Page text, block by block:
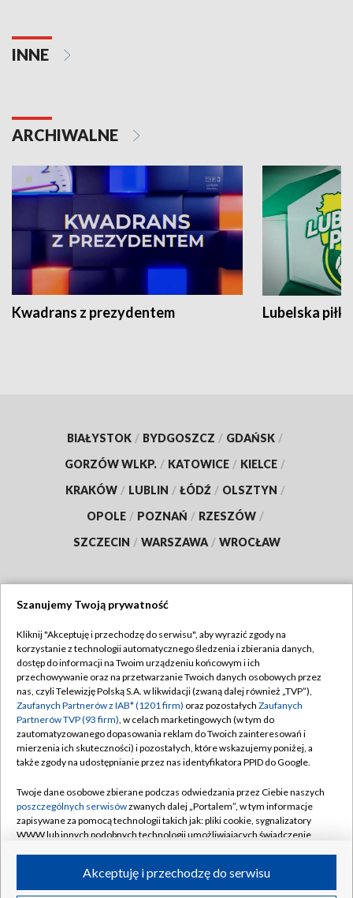
INNE
ARCHIWALNE
Kwadrans z prezydentem Lubelska piłka
BIAŁYSTOK / BYDGOSZCZ / GDAŃSK /
GORZÓW WLKP. / KATOWICE / KIELCE /
KRAKÓW / LUBLIN / ŁÓDŹ / OLSZTYN /
OPOLE / POZNAŃ / RZESZÓW /
SZCZECIN / WARSZAWA / WROCŁAW
TVP
Abonament TVP
Emisja w TVP
Centrum informacji TVP
Naziemna Telewizja Cyfrowa
Rada Programowa
System NOS
Informacje o nadawcy
Program dla prasy
Regulamin TVP
Polityka prywatności
Moje zgody
Pomoc
Kontakt
Kanały
Szanujemy Twoją prywatność
Kliknij "Akceptuję i przechodzę do serwisu", aby wyrazić zgody na
korzystanie z technologii automatycznego śledzenia i zbierania danych,
dostęp do informacji na Twoim urządzeniu końcowym i ich
przechowywanie oraz na przetwarzanie Twoich danych osobowych przez
nas, czyli Telewizję Polską S.A. w likwidacji (zwaną dalej również „TVP”),
Zaufanych Partnerów z IAB* (1201 firm) oraz pozostałych Zaufanych
Partnerów TVP (93 firm), w celach marketingowych (w tym do
zautomatyzowanego dopasowania reklam do Twoich zainteresowań i
mierzenia ich skuteczności) i pozostałych, które wskazujemy poniżej, a
także zgody na udostępnianie przez nas identyfikatora PPID do Google.
Twoje dane osobowe zbierane podczas odwiedzania przez Ciebie naszych
poszczególnych serwisówzwanych dalej „Portalem”, w tym informacje
zapisywane za pomocą technologii takich jak: pliki cookie, sygnalizatory
WWW lub innych podobnych technologii umożliwiających świadczenie
ruchu w Internecie.Akceptuję i przechodzę do serwisu